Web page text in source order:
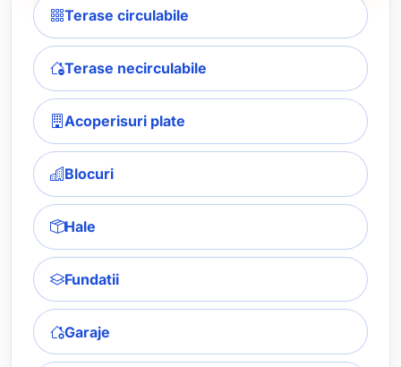
Terase circulabile
Terase necirculabile
Acoperisuri plate
Blocuri
Hale
Fundatii
Garaje